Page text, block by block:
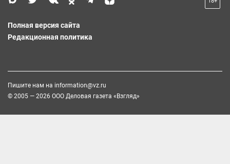
Полная версия сайта
Редакционная политика
Пишите нам на information@vz.ru
© 2005 — 2026 ООО Деловая газета «Взгляд»